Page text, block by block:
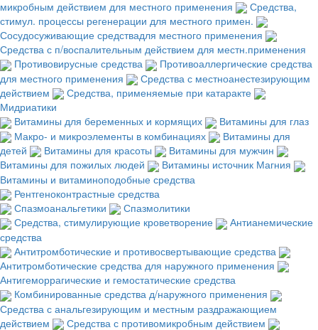
микробным действием для местного применения
Средства,
стимул. процессы регенерации для местного примен.
Сосудосуживающие средствадля местного применения
Средства с п/воспалительным действием для местн.применения
Противовирусные средства
Противоаллергические средства
для местного применения
Средства с местноанестезирующим
действием
Средства, применяемые при катаракте
Мидриатики
Витамины для беременных и кормящих
Витамины для глаз
Макро- и микроэлементы в комбинациях
Витамины для
детей
Витамины для красоты
Витамины для мужчин
Витамины для пожилых людей
Витамины источник Магния
Витамины и витаминоподобные средства
Рентгеноконтрастные средства
Спазмоанальгетики
Спазмолитики
Средства, стимулирующие кроветворение
Антианемические
средства
Антитромботические и противосвертывающие средства
Антитромботические средства для наружного применения
Антигеморрагические и гемостатические средства
Комбинированные средства д/наружного применения
Средства с анальгезирующим и местным раздражающием
действием
Средства с противомикробным действием